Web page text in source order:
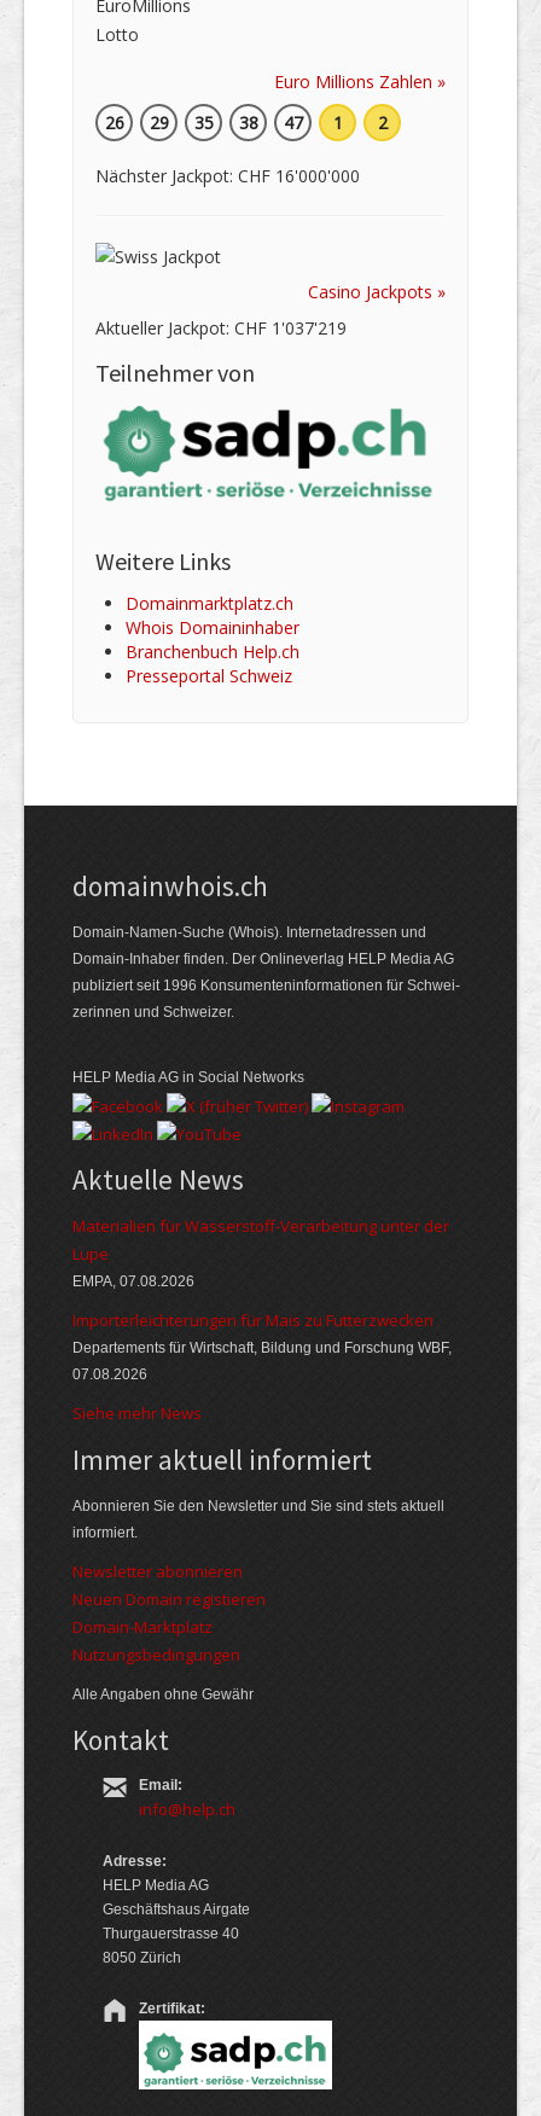
Euro Millions Zahlen »
26
29 35 38 47 1 2
Nächster Jackpot: CHF 16'000'000
Casino Jackpots »
Aktueller Jackpot: CHF 1'037'219
Teilnehmer von
Weitere Links
Domainmarktplatz.ch
Whois Domaininhaber
Branchenbuch Help.ch
Presseportal Schweiz
domainwhois.ch
Domain-Namen-Suche (Whois). Internet­adressen und
Domain-Inhaber finden. Der Online­verlag HELP Media AG
publiziert seit 1996 Konsumenten­informationen für Schwei­
zerinnen und Schweizer.
HELP Media AG in Social Networks
Aktuelle News
Materialien für Wasserstoff-Verarbeitung unter der
Lupe
EMPA, 07.08.2026
Importerleichterungen für Mais zu Futterzwecken
Departements für Wirtschaft, Bildung und Forschung WBF,
07.08.2026
Siehe mehr News
Immer aktuell informiert
Abonnieren Sie den Newsletter und Sie sind stets aktuell
informiert.
Newsletter abonnieren
Neuen Domain registieren
Domain-Marktplatz
Nutzungsbedingungen
Alle Angaben ohne Gewähr
Kontakt
Email:
info@help.ch
Adresse:
HELP Media AG
Geschäftshaus Airgate
Thurgauerstrasse 40
8050 Zürich
Zertifikat: